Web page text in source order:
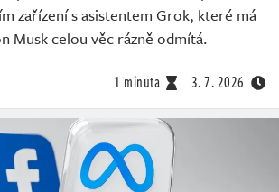
zařízení s asistentem Grok, které má
Musk celou věc rázně odmítá.
1 minuta 3. 7. 2026